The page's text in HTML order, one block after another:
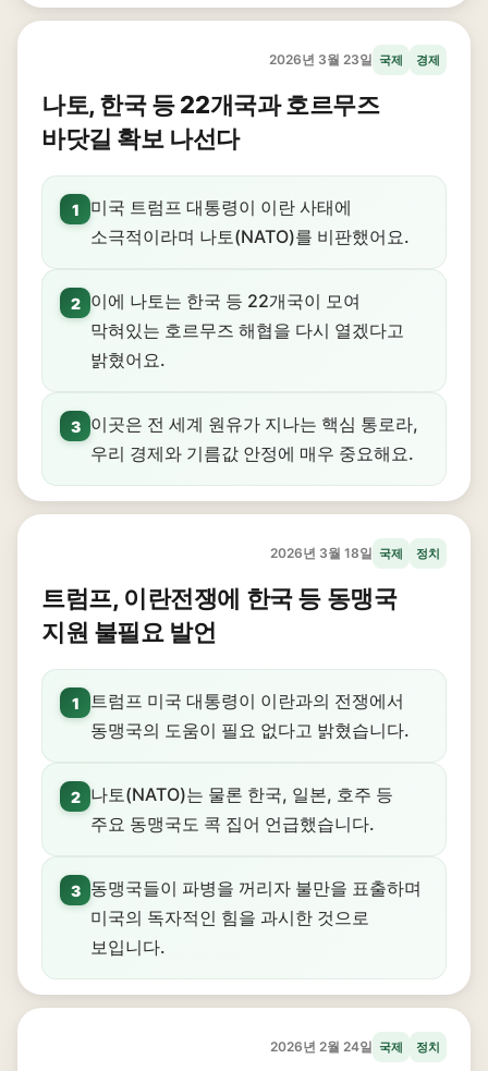
2026년 3월 23일 국제 경제
나토, 한국 등 22개국과 호르무즈
바닷길 확보 나선다
1
미국 트럼프 대통령이 이란 사태에
소극적이라며 나토(NATO)를 비판했어요.
2
이에 나토는 한국 등 22개국이 모여
막혀있는 호르무즈 해협을 다시 열겠다고
밝혔어요.
3
이곳은 전 세계 원유가 지나는 핵심 통로라,
우리 경제와 기름값 안정에 매우 중요해요.
2026년 3월 18일 국제 정치
트럼프, 이란전쟁에 한국 등 동맹국
지원 불필요 발언
1
트럼프 미국 대통령이 이란과의 전쟁에서
동맹국의 도움이 필요 없다고 밝혔습니다.
2
나토(NATO)는 물론 한국, 일본, 호주 등
주요 동맹국도 콕 집어 언급했습니다.
3
동맹국들이 파병을 꺼리자 불만을 표출하며
미국의 독자적인 힘을 과시한 것으로
보입니다.
2026년 2월 24일 국제 정치